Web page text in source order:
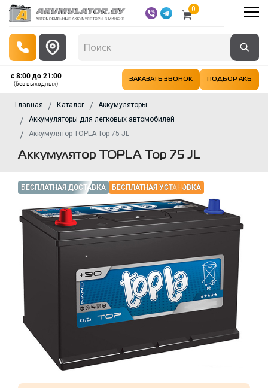
0
с 8:00 до 21:00
(без выходных)
ЗАКАЗАТЬ ЗВОНОК ПОДБОР АКБ
Главная Каталог
Аккумуляторы
Аккумуляторы для легковых автомобилей
Аккумулятор TOPLA Top 75 JL
Аккумулятор TOPLA Top 75 JL
БЕСПЛАТНАЯ ДОСТАВКА БЕСПЛАТНАЯ УСТАНОВКА